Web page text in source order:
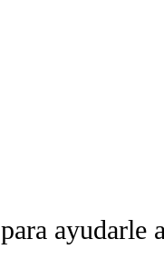
para ayudarle